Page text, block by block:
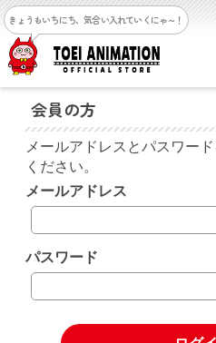
きょうもいちにち、気合い入れていくにゃ～！
会員の方
メールアドレスとパスワー
ください。
メールアドレス
パスワード